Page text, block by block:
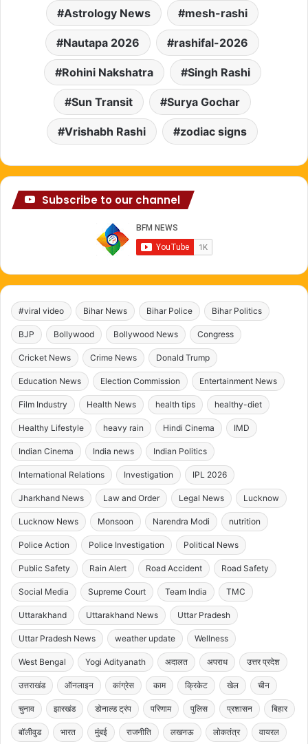
Astrology News mesh-rashi
Nautapa 2026 rashifal-2026
Rohini Nakshatra Singh Rashi
Sun Transit Surya Gochar
Vrishabh Rashi zodiac signs
Subscribe to our channel
#viral video Bihar News Bihar Police Bihar Politics
BJP Bollywood Bollywood News Congress
Cricket News Crime News Donald Trump
Education News Election Commission Entertainment News
Film Industry Health News health tips healthy-diet
Healthy Lifestyle heavy rain Hindi Cinema IMD
Indian Cinema India news Indian Politics
International Relations Investigation IPL 2026
Jharkhand News Law and Order Legal News Lucknow
Lucknow News Monsoon Narendra Modi nutrition
Police Action Police Investigation Political News
Public Safety Rain Alert Road Accident Road Safety
Social Media Supreme Court Team India TMC
Uttarakhand Uttarakhand News Uttar Pradesh
Uttar Pradesh News weather update Wellness
West Bengal Yogi Adityanath अदालत अपराध उत्तर प्रदेश
उत्तराखंड ऑनलाइन कांग्रेस काम क्रिकेट खेल चीन
चुनाव झारखंड डोनाल्ड ट्रंप परिणाम पुलिस प्रशासन बिहार
बॉलीवुड भारत मुंबई राजनीति लखनऊ लोकतंत्र वायरल